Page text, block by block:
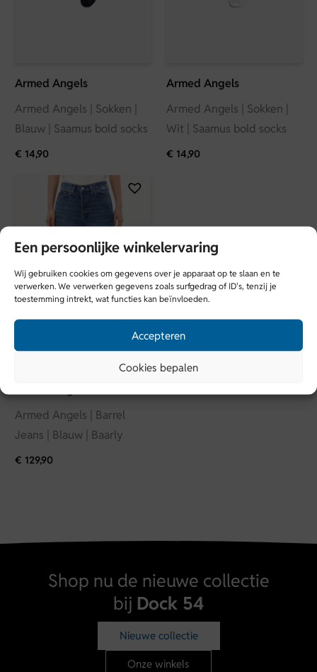
Een persoonlijke winkelervaring
Wij gebruiken cookies om gegevens over je apparaat op te slaan en te
verwerken. We verwerken gegevens zoals surfgedrag of ID's, tenzij je
toestemming intrekt, wat functies kan beïnvloeden.
Accepteren
Cookies bepalen
Armed Angels
Armed Angels | Sokken |
Blauw | Saamus bold socks
€ 14,90
Armed Angels
Armed Angels | Sokken |
Wit | Saamus bold socks
€ 14,90
Armed Angels | Barrel
Jeans | Blauw | Baarly
€ 129,90
Shop nu de nieuwe collectie
bij Dock 54
Nieuwe collectie
Onze winkels